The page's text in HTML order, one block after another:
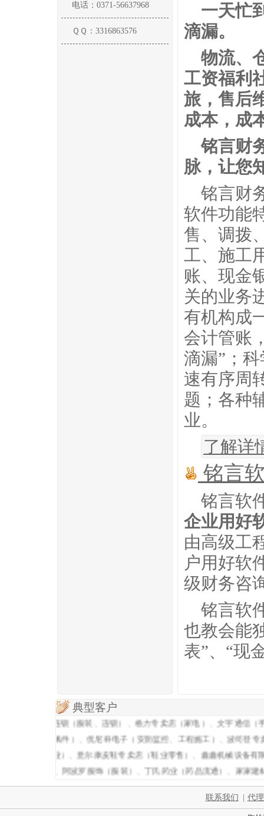
电话：0371-56637968
ＱＱ：3316863576
一天忙
滴漏。
物流、
工资福利
旅，售后
成本，成
铭言财
脉，让您
铭言财
软件功能
售、调拨
工、施工
账、现金
关的业务
有机构成
会计管账
滴漏”；
速有序周
题；各种
业。
了解详
铭言
铭言软
企业用好
由高级工
户用好软
级财务咨
铭言软
也教会能
表”、“现
典型客户
娜国际服装连锁（服装、连锁）、格力专卖店（家电）、文宇通信（
品（首饰佩件）、优尼科电子（安防监控、工程施工）、波司
防盗门（门业）、意尔康皮鞋专卖店（鞋业零售）、鑫鑫机械设备有
配汽修）、阿波罗服饰（服装）、丁氏药业（药品流通）、家
联系我们 | 代